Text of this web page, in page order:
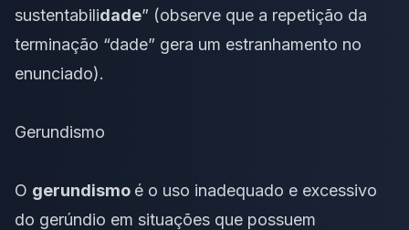
sustentabilidade” (observe que a repetição da
terminação “dade” gera um estranhamento no
enunciado).
Gerundismo
O gerundismo é o uso inadequado e excessivo
do gerúndio em situações que possuem